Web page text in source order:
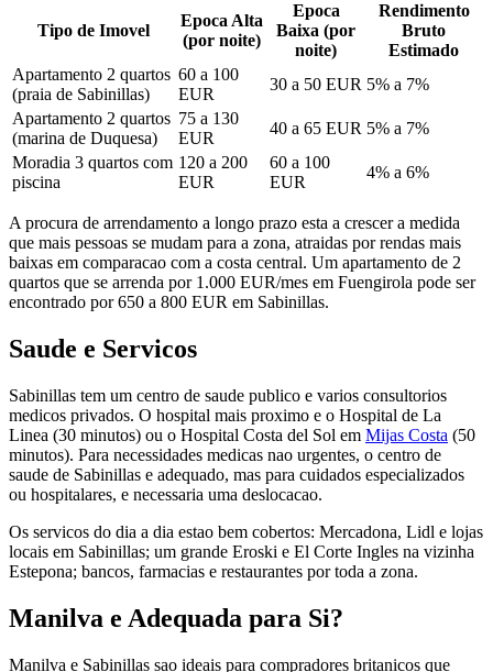
Tipo de Imovel
Epoca Alta
(por noite)
Epoca
Baixa (por
noite)
Rendimento
Bruto
Estimado
Apartamento 2 quartos
(praia de Sabinillas)
60 a 100
EUR
30 a 50 EUR 5% a 7%
Apartamento 2 quartos
(marina de Duquesa)
75 a 130
EUR
40 a 65 EUR 5% a 7%
Moradia 3 quartos com
piscina
120 a 200
EUR
60 a 100
EUR
4% a 6%
A procura de arrendamento a longo prazo esta a crescer a medida
que mais pessoas se mudam para a zona, atraidas por rendas mais
baixas em comparacao com a costa central. Um apartamento de 2
quartos que se arrenda por 1.000 EUR/mes em Fuengirola pode ser
encontrado por 650 a 800 EUR em Sabinillas.
Saude e Servicos
Sabinillas tem um centro de saude publico e varios consultorios
medicos privados. O hospital mais proximo e o Hospital de La
Linea (30 minutos) ou o Hospital Costa del Sol em Mijas Costa (50
minutos). Para necessidades medicas nao urgentes, o centro de
saude de Sabinillas e adequado, mas para cuidados especializados
ou hospitalares, e necessaria uma deslocacao.
Os servicos do dia a dia estao bem cobertos: Mercadona, Lidl e lojas
locais em Sabinillas; um grande Eroski e El Corte Ingles na vizinha
Estepona; bancos, farmacias e restaurantes por toda a zona.
Manilva e Adequada para Si?
Manilva e Sabinillas sao ideais para compradores britanicos que